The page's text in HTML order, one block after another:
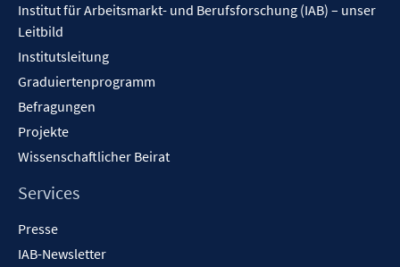
Institut für Arbeitsmarkt- und Berufsforschung (IAB) – unser
Leitbild
Institutsleitung
Graduiertenprogramm
Befragungen
Projekte
Wissenschaftlicher Beirat
Services
Presse
IAB-Newsletter